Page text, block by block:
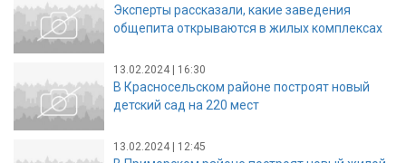
Эксперты рассказали, какие заведения
общепита открываются в жилых комплексах
13.02.2024 | 16:30
В Красносельском районе построят новый
детский сад на 220 мест
13.02.2024 | 12:45